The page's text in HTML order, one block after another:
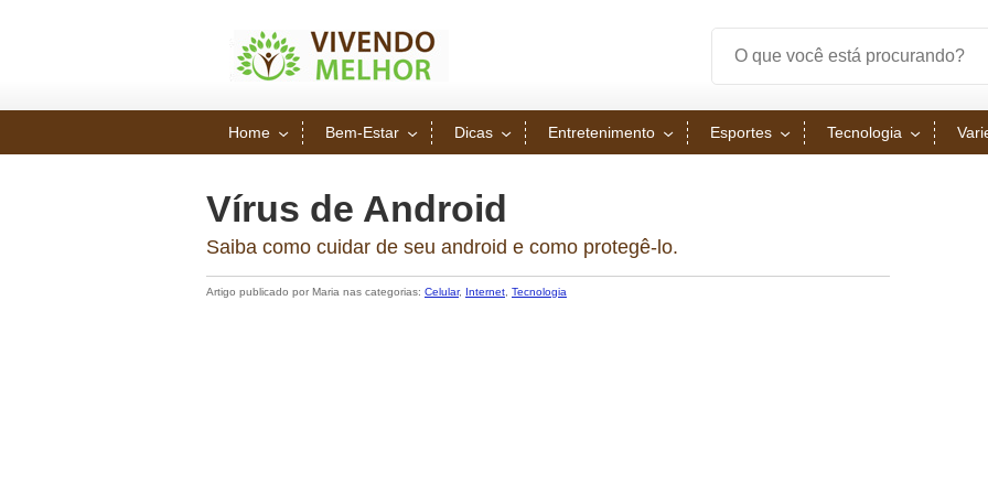
Home Bem-Estar Dicas Entretenimento Esportes Tecnologia
Vírus de Android
Saiba como cuidar de seu android e como protegê-lo.
Artigo publicado por Maria nas categorias: Celular, Internet Tecnologia